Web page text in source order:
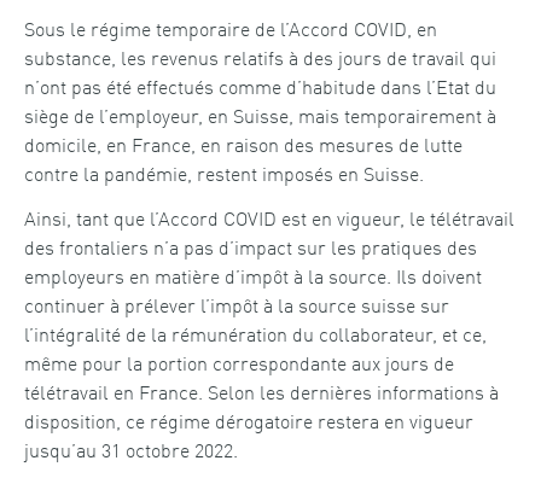
Sous le régime temporaire de l’Accord COVID, en
substance, les revenus relatifs à des jours de travail qui
n’ont pas été effectués comme d’habitude dans l’Etat du
siège de l’employeur, en Suisse, mais temporairement à
domicile, en France, en raison des mesures de lutte
contre la pandémie, restent imposés en Suisse.
Ainsi, tant que l’Accord COVID est en vigueur, le télétravail
des frontaliers n’a pas d’impact sur les pratiques des
employeurs en matière d’impôt à la source. Ils doivent
continuer à prélever l’impôt à la source suisse sur
l’intégralité de la rémunération du collaborateur, et ce,
même pour la portion correspondante aux jours de
télétravail en France. Selon les dernières informations à
disposition, ce régime dérogatoire restera en vigueur
jusqu’au 31 octobre 2022.